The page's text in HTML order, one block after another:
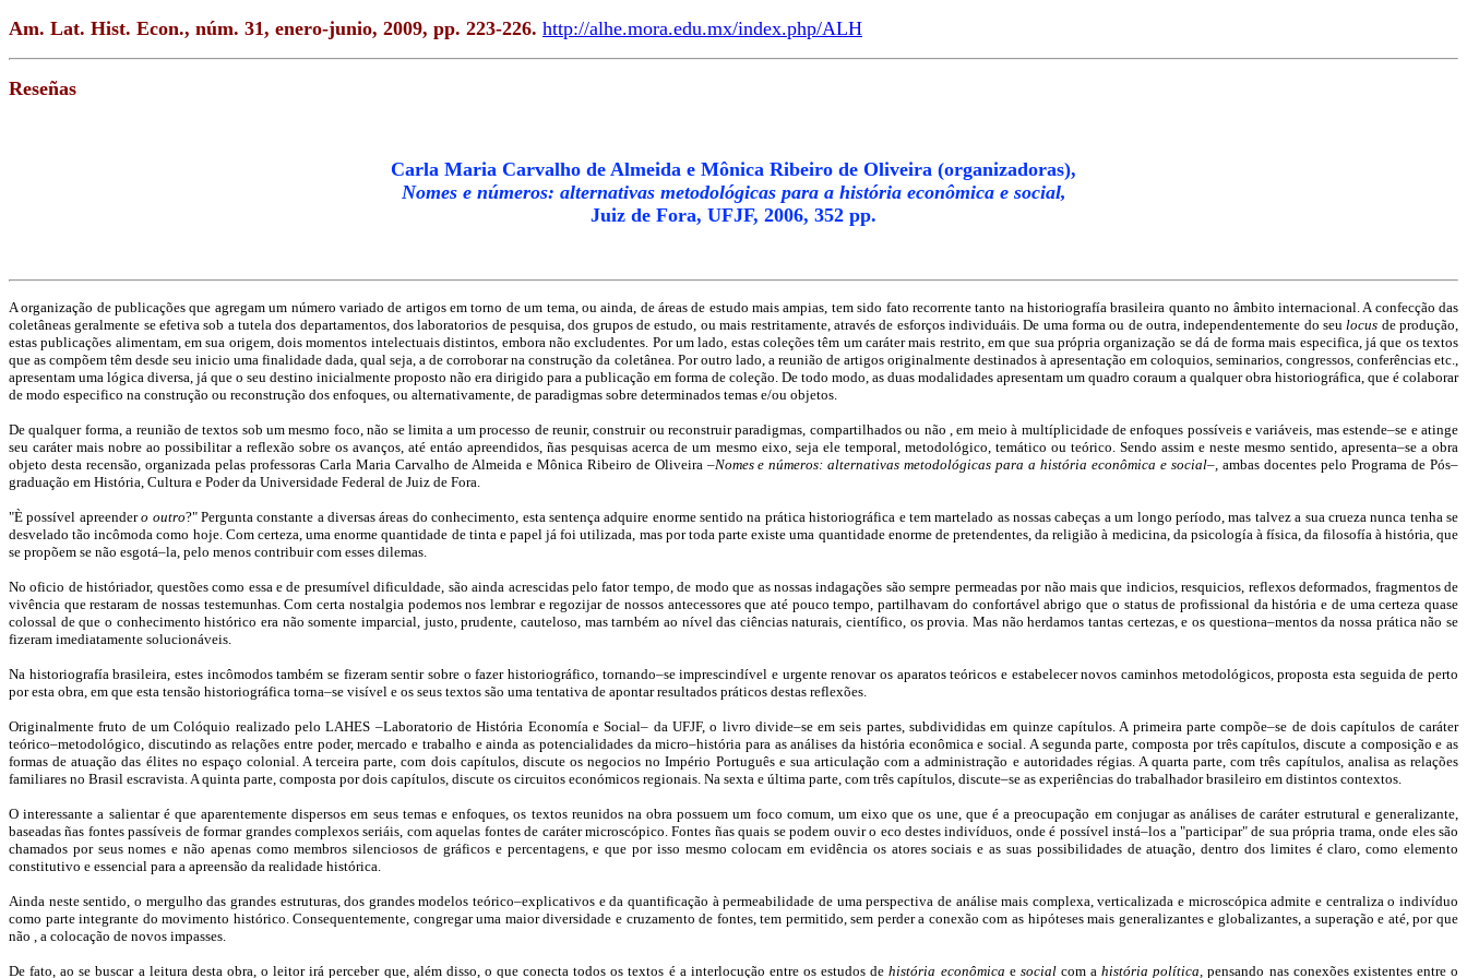
Am. Lat. Hist. Econ., núm. 31, enero-junio, 2009, pp. 223-226. http://alhe.mora.edu.mx/index.php/ALH
Reseñas
Carla Maria Carvalho de Almeida e Mônica Ribeiro de Oliveira (organizadoras),
Nomes e números: alternativas metodológicas para a história econômica e social,
Juiz de Fora, UFJF, 2006, 352 pp.
A organização de publicações que agregam um número variado de artigos em torno de um tema, ou ainda, de áreas de estudo mais ampias, tem sido fato recorrente tanto na historiografía brasileira quanto no âmbito internacional. A confecção das
coletâneas geralmente se efetiva sob a tutela dos departamentos, dos laboratorios de pesquisa, dos grupos de estudo, ou mais restritamente, através de esforços individuáis. De uma forma ou de outra, independentemente do seulocus de produção,
estas publicações alimentam, em sua origem, dois momentos intelectuais distintos, embora não excludentes. Por um lado, estas coleções têm um caráter mais restrito, em que sua própria organização se dá de forma mais especifica, já que os textos
que as compõem têm desde seu inicio uma finalidade dada, qual seja, a de corroborar na construção da coletânea. Por outro lado, a reunião de artigos originalmente destinados à apresentação em coloquios, seminarios, congressos, conferências etc.,
apresentam uma lógica diversa, já que o seu destino inicialmente proposto não era dirigido para a publicação em forma de coleção. De todo modo, as duas modalidades apresentam um quadro coraum a qualquer obra historiográfica, que é colaborar
de modo especifico na construção ou reconstrução dos enfoques, ou alternativamente, de paradigmas sobre determinados temas e/ou objetos.
De qualquer forma, a reunião de textos sob um mesmo foco, não se limita a um processo de reunir, construir ou reconstruir paradigmas, compartilhados ou não , em meio à multíplicidade de enfoques possíveis e variáveis, mas estende–se e atinge
seu caráter mais nobre ao possibilitar a reflexão sobre os avanços, até entáo apreendidos, ñas pesquisas acerca de um mesmo eixo, seja ele temporal, metodológico, temático ou teórico. Sendo assim e neste mesmo sentido, apresenta–se a obra
objeto desta recensão, organizada pelas professoras Carla Maria Carvalho de Almeida e Mônica Ribeiro de Oliveira –Nomes e números: alternativas metodológicas para a história econômica e social–,ambas docentes pelo Programa de Pós–
graduação em História, Cultura e Poder da Universidade Federal de Juiz de Fora.
"È possível apreendero outro?" Pergunta constante a diversas áreas do conhecimento, esta sentença adquire enorme sentido na prática historiográfica e tem martelado as nossas cabeças a um longo período, mas talvez a sua crueza nunca tenha se
desvelado tão incômoda como hoje. Com certeza, uma enorme quantidade de tinta e papel já foi utilizada, mas por toda parte existe uma quantidade enorme de pretendentes, da religião à medicina, da psicología à física, da filosofía à história, que
se propõem se não esgotá–la, pelo menos contribuir com esses dilemas.
No oficio de históriador, questões como essa e de presumível dificuldade, são ainda acrescidas pelo fator tempo, de modo que as nossas indagações são sempre permeadas por não mais que indicios, resquicios, reflexos deformados, fragmentos de
vivência que restaram de nossas testemunhas. Com certa nostalgia podemos nos lembrar e regozijar de nossos antecessores que até pouco tempo, partilhavam do confortável abrigo que o status de profissional da história e de uma certeza quase
colossal de que o conhecimento histórico era não somente imparcial, justo, prudente, cauteloso, mas tarnbém ao nível das ciências naturais, científico, os provia. Mas não herdamos tantas certezas, e os questiona–mentos da nossa prática não se
fizeram imediatamente solucionáveis.
Na historiografía brasileira, estes incômodos também se fizeram sentir sobre o fazer historiográfico, tornando–se imprescindível e urgente renovar os aparatos teóricos e estabelecer novos caminhos metodológicos, proposta esta seguida de perto
por esta obra, em que esta tensão historiográfica torna–se visível e os seus textos são uma tentativa de apontar resultados práticos destas reflexões.
Originalmente fruto de um Colóquio realizado pelo LAHES –Laboratorio de História Economía e Social– da UFJF, o livro divide–se em seis partes, subdivididas em quinze capítulos. A primeira parte compõe–se de dois capítulos de caráter
teórico–metodológico, discutindo as relações entre poder, mercado e trabalho e ainda as potencialidades da micro–história para as análises da história econômica e social. A segunda parte, composta por três capítulos, discute a composição e as
formas de atuação das élites no espaço colonial. A terceira parte, com dois capítulos, discute os negocios no Império Português e sua articulação com a administração e autoridades régias. A quarta parte, com três capítulos, analisa as relações
familiares no Brasil escravista. A quinta parte, composta por dois capítulos, discute os circuitos económicos regionais. Na sexta e última parte, com três capítulos, discute–se as experiências do trabalhador brasileiro em distintos contextos.
O interessante a salientar é que aparentemente dispersos em seus temas e enfoques, os textos reunidos na obra possuem um foco comum, um eixo que os une, que é a preocupação em conjugar as análises de caráter estrutural e generalizante,
baseadas ñas fontes passíveis de formar grandes complexos seriáis, com aquelas fontes de caráter microscópico. Fontes ñas quais se podem ouvir o eco destes indivíduos, onde é possível instá–los a "participar" de sua própria trama, onde eles são
chamados por seus nomes e não apenas como membros silenciosos de gráficos e percentagens, e que por isso mesmo colocam em evidência os atores sociais e as suas possibilidades de atuação, dentro dos limites é claro, como elemento
constitutivo e essencial para a apreensão da realidade histórica.
Ainda neste sentido, o mergulho das grandes estruturas, dos grandes modelos teórico–explicativos e da quantificação à permeabilidade de uma perspectiva de análise mais complexa, verticalizada e microscópica admite e centraliza o indivíduo
como parte integrante do movimento histórico. Consequentemente, congregar uma maior diversidade e cruzamento de fontes, tem permitido, sem perder a conexão com as hipóteses mais generalizantes e globalizantes, a superação e até, por que
não , a colocação de novos impasses.
De fato, ao se buscar a leitura desta obra, o leitor irá perceber que, além disso, o que conecta todos os textos é a interlocução entre os estudos dehistória econômica e social com a história política,pensando nas conexões existentes entre o